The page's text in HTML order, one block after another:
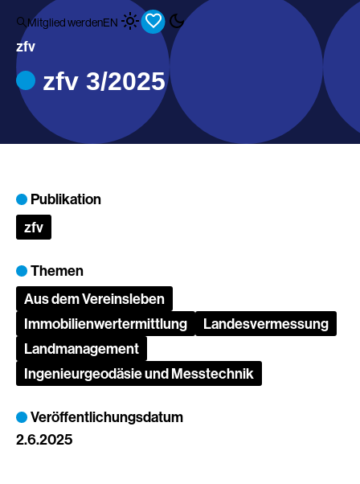
Mitglied werdenEN
zfv 3/2025
zfv
Publikation
zfv
Themen
Aus dem Vereinsleben
Immobilienwertermittlung
Landesvermessung
Landmanagement
Ingenieurgeodäsie und Messtechnik
Veröffentlichungsdatum
2.6.2025